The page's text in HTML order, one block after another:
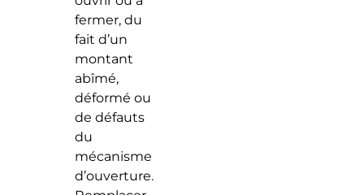
fermer, du
fait d’un
montant
abîmé,
déformé ou
de défauts
du
mécanisme
d’ouverture.